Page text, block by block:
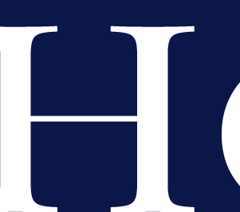
reprezentativac BiH